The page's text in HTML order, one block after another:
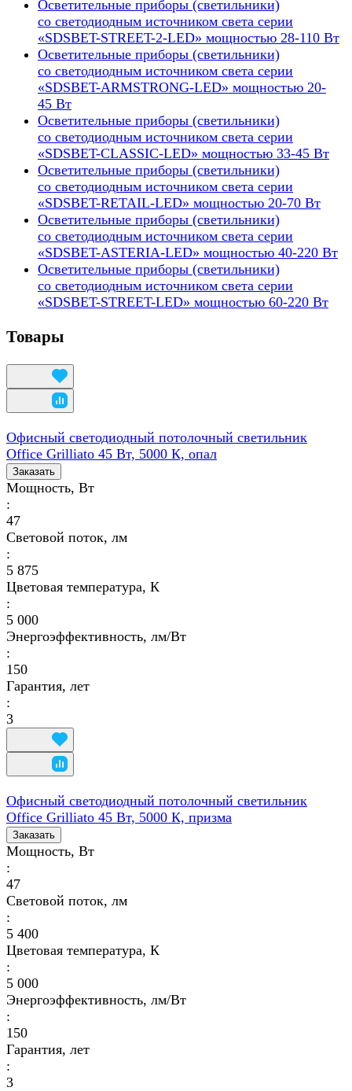
Осветительные приборы (светильники)
со светодиодным источником света серии
«SDSBET-STREET-2-LED» мощностью 28-110 Вт
Осветительные приборы (светильники)
со светодиодным источником света серии
«SDSBET-ARMSTRONG-LED» мощностью 20-
45 Вт
Осветительные приборы (светильники)
со светодиодным источником света серии
«SDSBET-CLASSIC-LED» мощностью 33-45 Вт
Осветительные приборы (светильники)
со светодиодным источником света серии
«SDSBET-RETAIL-LED» мощностью 20-70 Вт
Осветительные приборы (светильники)
со светодиодным источником света серии
«SDSBET-ASTERIA-LED» мощностью 40-220 Вт
Осветительные приборы (светильники)
со светодиодным источником света серии
«SDSBET-STREET-LED» мощностью 60-220 Вт
Товары
Офисный светодиодный потолочный светильник
Office Grilliato 45 Вт, 5000 К, опал
Заказать
Мощность, Вт
:
47
Световой поток, лм
:
5 875
Цветовая температура, К
:
5 000
Энергоэффективность, лм/Вт
:
150
Гарантия, лет
:
3
Офисный светодиодный потолочный светильник
Office Grilliato 45 Вт, 5000 К, призма
Заказать
Мощность, Вт
:
47
Световой поток, лм
:
5 400
Цветовая температура, К
:
5 000
Энергоэффективность, лм/Вт
:
150
Гарантия, лет
:
3